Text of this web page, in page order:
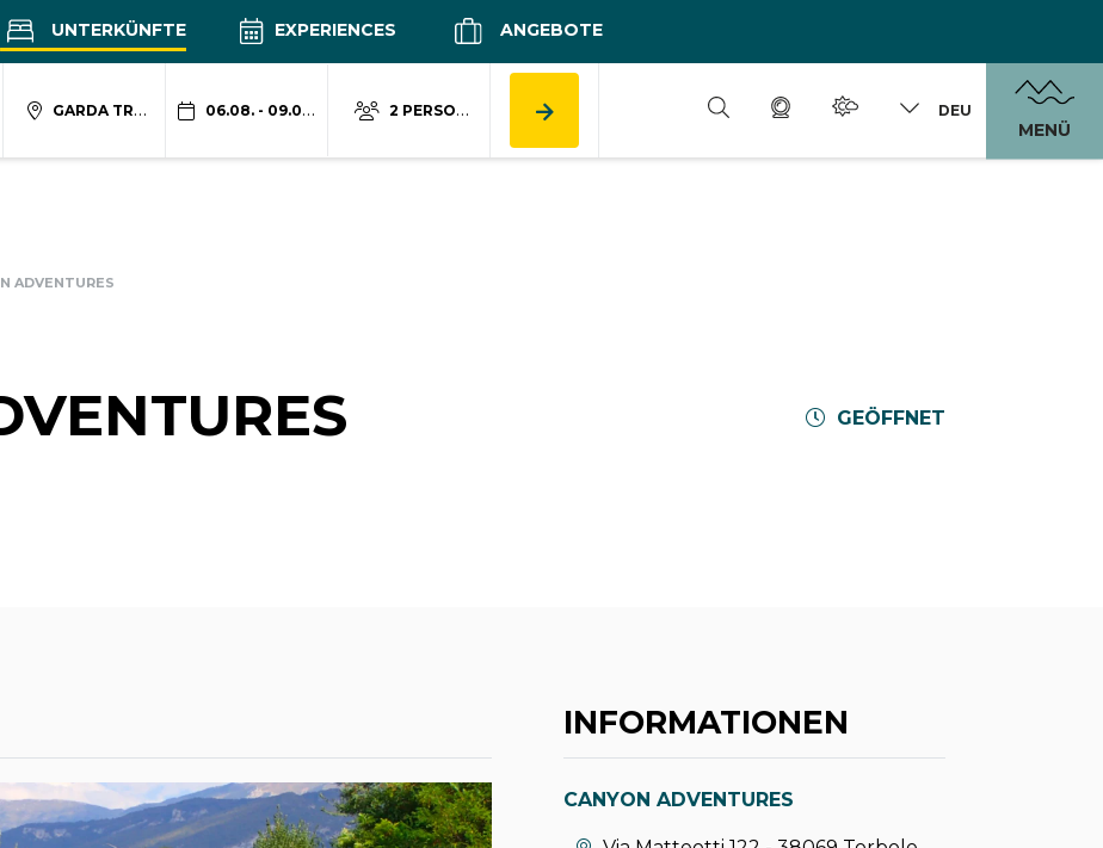
UNTERKÜNFTE EXPERIENCES ANGEBOTE
GARDA TRENTINO 06.08. - 09.08. 2 PERSONEN DEU
MENÜ
ADVENTURES
GEÖFFNET
INFORMATIONEN
CANYON ADVENTURES